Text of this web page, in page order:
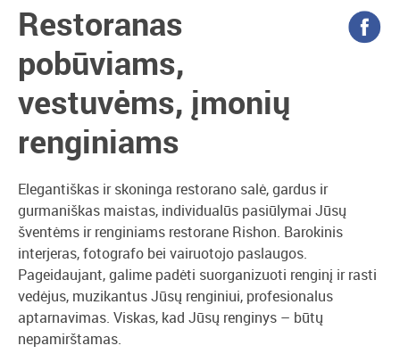
Restoranas
pobūviams,
vestuvėms, įmonių
renginiams
Elegantiškas ir skoninga restorano salė, gardus ir
gurmaniškas maistas, individualūs pasiūlymai Jūsų
šventėms ir renginiams restorane Rishon. Barokinis
interjeras, fotografo bei vairuotojo paslaugos.
Pageidaujant, galime padėti suorganizuoti renginį ir rasti
vedėjus, muzikantus Jūsų renginiui, profesionalus
aptarnavimas. Viskas, kad Jūsų renginys – būtų
nepamirštamas.